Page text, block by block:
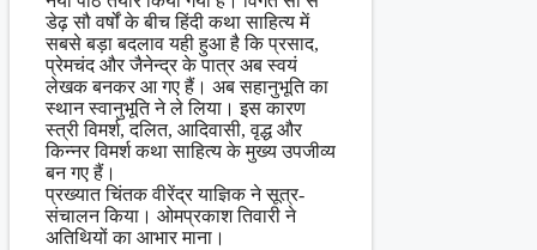
डेढ़ सौ वर्षों के बीच हिंदी कथा साहित्य में
सबसे बड़ा बदलाव यही हुआ है कि प्रसाद,
प्रेमचंद और जैनेन्द्र के पात्र अब स्वयं
लेखक बनकर आ गए हैं। अब सहानुभूति का
स्थान स्वानुभूति ने ले लिया। इस कारण
स्त्री विमर्श, दलित, आदिवासी, वृद्ध और
किन्नर विमर्श कथा साहित्य के मुख्य उपजीव्य
बन गए हैं।
प्रख्यात चिंतक वीरेंद्र याज्ञिक ने सूत्र-
संचालन किया। ओमप्रकाश तिवारी ने
अतिथियों का आभार माना।